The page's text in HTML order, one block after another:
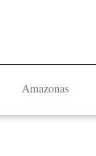
Amazonas